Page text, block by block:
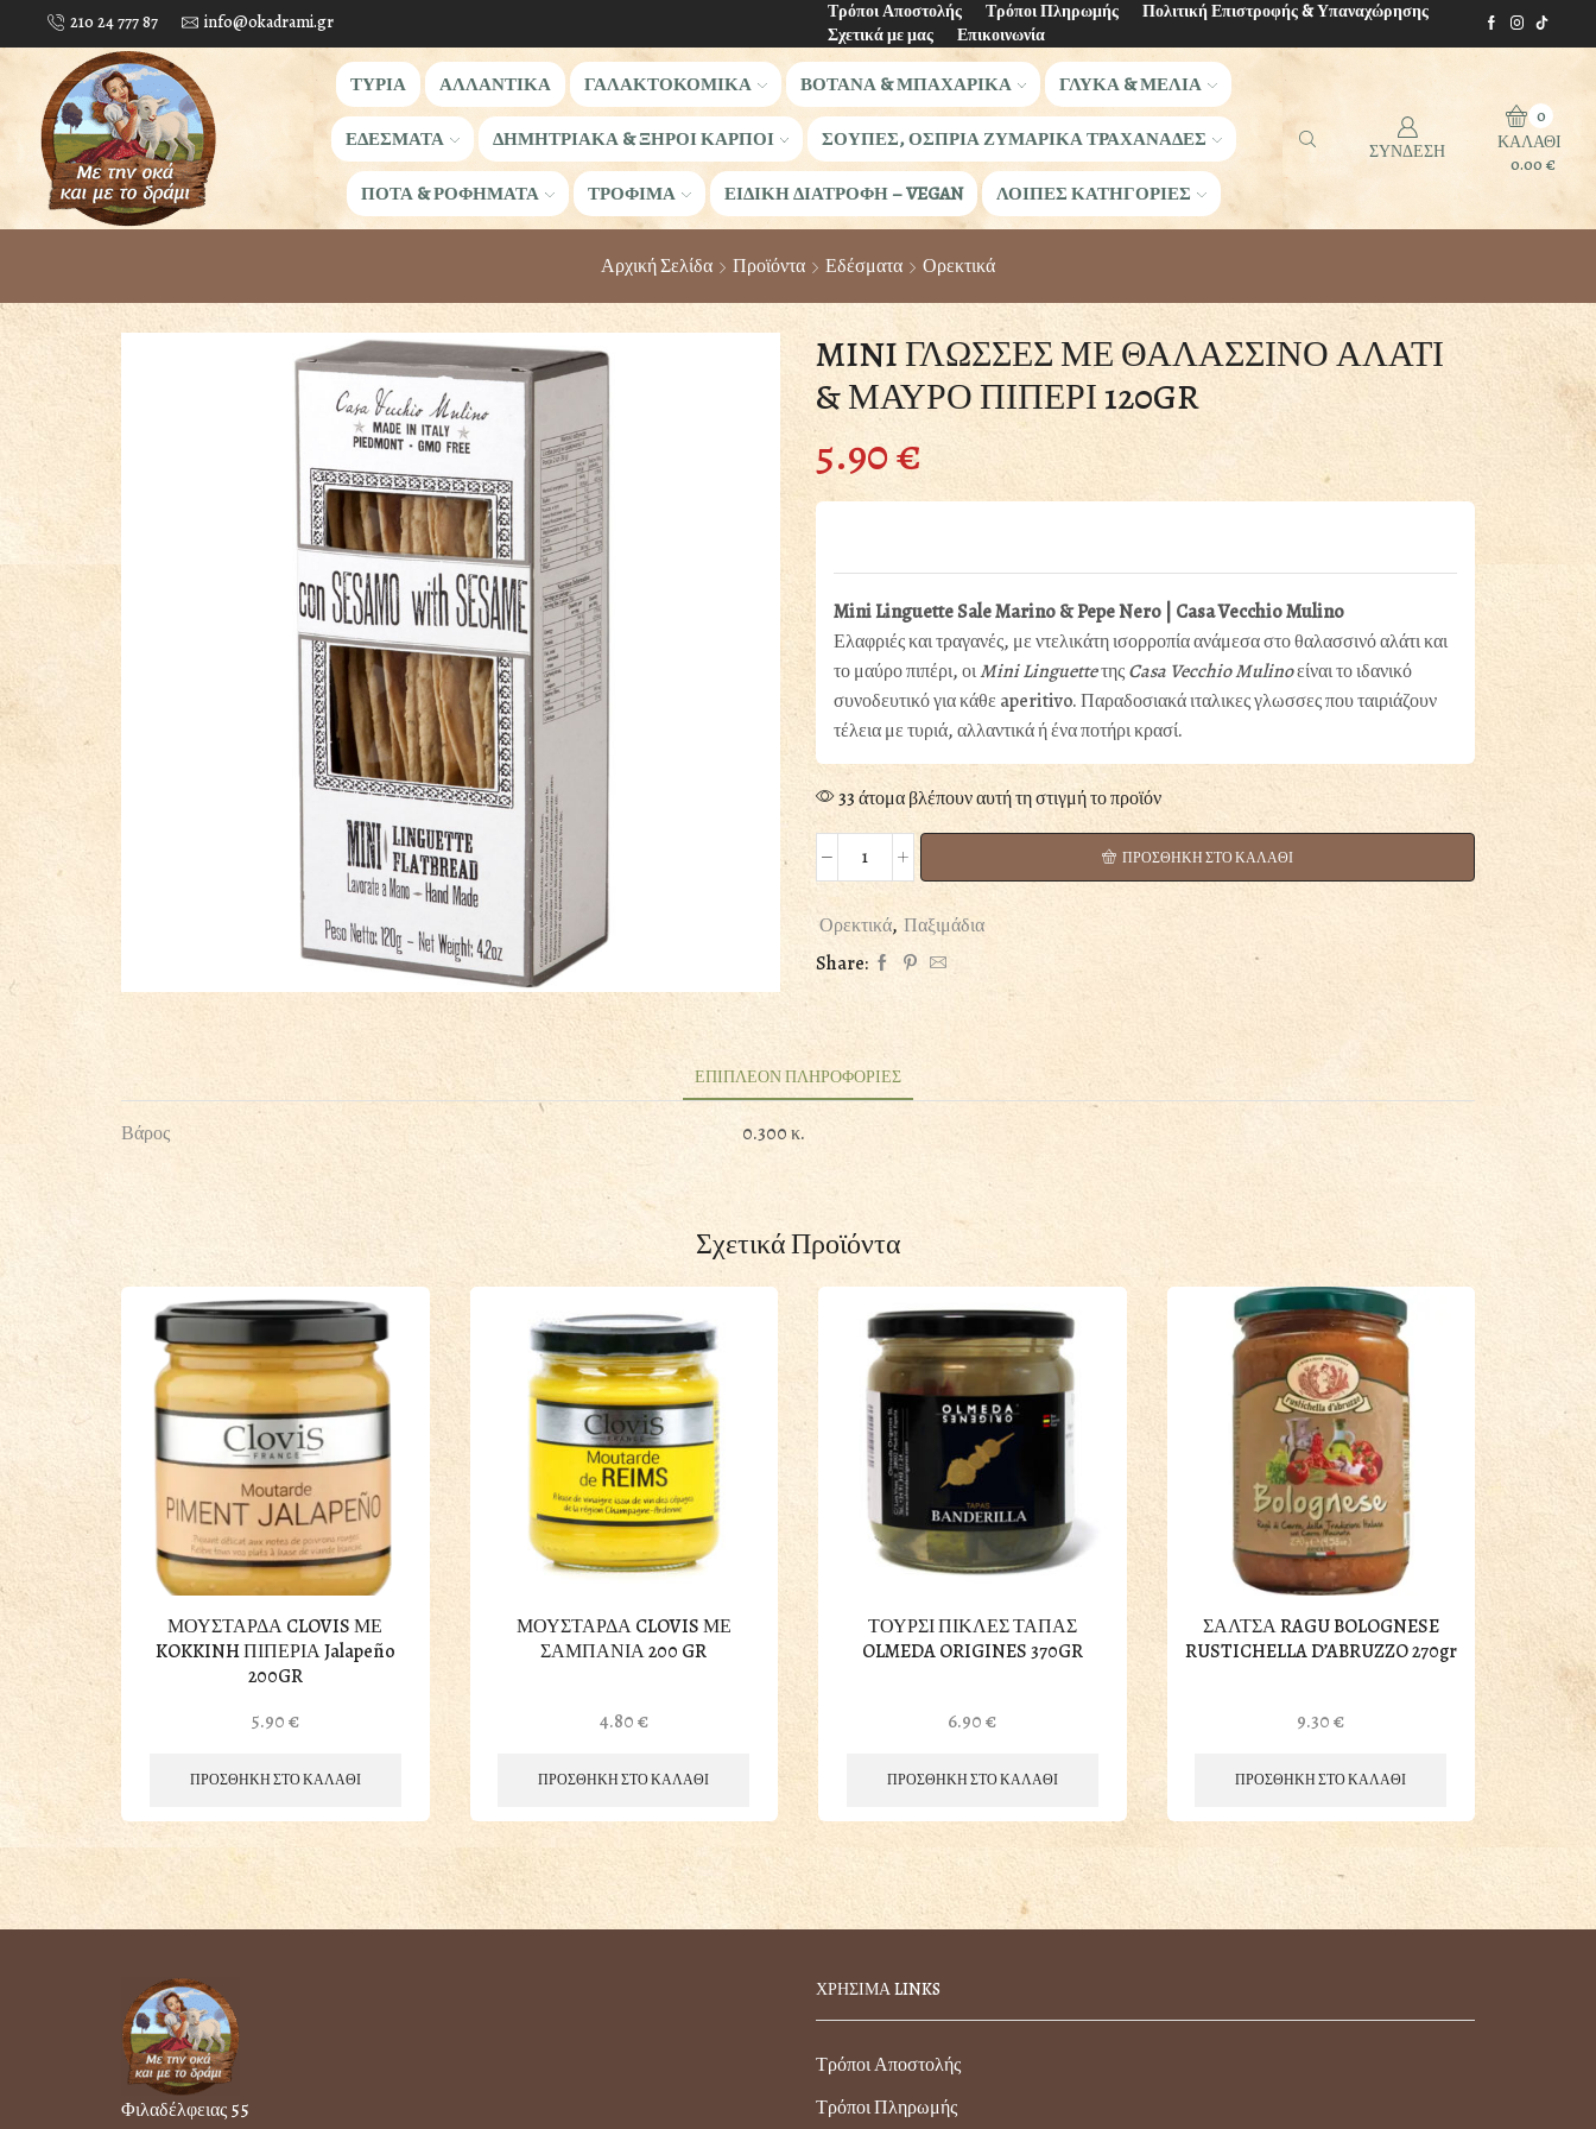
210 24 777 87 info@okadrami.gr Τρόποι Αποστολής Τρόποι Πληρωμής
Πολιτική Επιστροφής & Υπαναχώρησης
Σχετικά με μας
Επικοινωνία
ΤΥΡΙΑ ΑΛΛΑΝΤΙΚΑ ΓΑΛΑΚΤΟΚΟΜΙΚΑ ΒΟΤΑΝΑ & ΜΠΑΧΑΡΙΚΑ ΓΛΥΚΑ & ΜΕΛΙΑ
ΕΔΕΣΜΑΤΑ ΔΗΜΗΤΡΙΑΚΑ & ΞΗΡΟΙ ΚΑΡΠΟΙ ΣΟΥΠΕΣ, ΟΣΠΡΙΑ ΖΥΜΑΡΙΚΑ ΤΡΑΧΑΝΑΔΕΣ
ΠΟΤΑ & ΡΟΦΗΜΑΤΑ ΤΡΟΦΙΜΑ ΕΙΔΙΚΗ ΔΙΑΤΡΟΦΗ – VEGAN ΛΟΙΠΕΣ ΚΑΤΗΓΟΡΙΕΣ
ΣΥΝΔΕΣΗ
0
ΚΑΛΑΘΙ
0.00 €
Αρχική Σελίδα Προϊόντα Εδέσματα Ορεκτικά
MINI ΓΛΩΣΣΕΣ ΜΕ ΘΑΛΑΣΣΙΝΟ ΑΛΑΤΙ
& ΜΑΥΡΟ ΠΙΠΕΡΙ 120GR
5.90€
Mini Linguette Sale Marino & Pepe Nero | Casa Vecchio Mulino
Ελαφριές και τραγανές, με ντελικάτη ισορροπία ανάμεσα στο θαλασσινό αλάτι και
το μαύρο πιπέρι, οιMini LinguetteτηςCasa Vecchio Mulinoείναι το ιδανικό
συνοδευτικό για κάθε aperitivo. Παραδοσιακά ιταλικες γλωσσες που ταιριάζουν
τέλεια με τυριά, αλλαντικά ή ένα ποτήρι κρασί.
33 άτομα βλέπουν αυτή τη στιγμή το προϊόν
MINI
ΜΕ
ΑΛΑΤΙ
ΠΙΠΕΡΙ
120GR
ποσότητα
ΠΡΟΣΘΗΚΗ ΣΤΟ ΚΑΛΑΘΙ
Ορεκτικά, Παξιμάδια
Share:
ΕΠΙΠΛΕΟΝ ΠΛΗΡΟΦΟΡΙΕΣ
Βάρος 0.300 κ.
Σχετικά Προϊόντα
ΜΟΥΣΤΑΡΔΑ CLOVIS ΜΕ
KOKKINH ΠΙΠΕΡΙΑ Jalapeño
200GR
5.90€
ΠΡΟΣΘΗΚΗ ΣΤΟ ΚΑΛΑΘΙ
ΜΟΥΣΤΑΡΔΑ CLOVIS ΜΕ
ΣΑΜΠΑΝΙΑ 200 GR
4.80€
ΠΡΟΣΘΗΚΗ ΣΤΟ ΚΑΛΑΘΙ
ΤΟΥΡΣΙ ΠΙΚΛΕΣ ΤΑΠΑΣ
OLMEDA ORIGINES 370GR
6.90€
ΠΡΟΣΘΗΚΗ ΣΤΟ ΚΑΛΑΘΙ
ΣΑΛΤΣΑ RAGU BOLOGNESE
RUSTICHELLA D’ABRUZZO 270gr
9.30€
ΠΡΟΣΘΗΚΗ ΣΤΟ ΚΑΛΑΘΙ
Φιλαδέλφειας 55
ΧΡΗΣΙΜΑ LINKS
Τρόποι Αποστολής
Τρόποι Πληρωμής